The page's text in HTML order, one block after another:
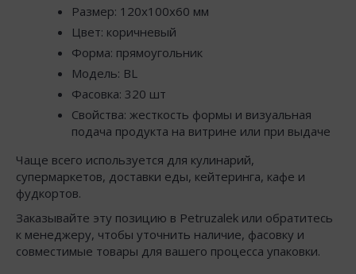
Размер: 120x100x60 мм
Цвет: коричневый
Форма: прямоугольник
Модель: BL
Фасовка: 320 шт
Свойства: жесткость формы и визуальная
подача продукта на витрине или при выдаче
Чаще всего используется для кулинарий,
супермаркетов, доставки еды, кейтеринга, кафе и
фудкортов.
Заказывайте эту позицию в Petruzalek или обратитесь
к менеджеру, чтобы уточнить наличие, фасовку и
совместимые товары для вашего процесса упаковки.